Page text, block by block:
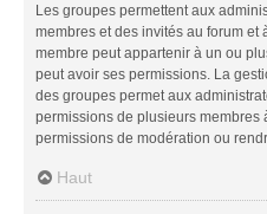
Les groupes permettent aux
membres et des invités au forum et
membre peut appartenir à un ou
peut avoir ses permissions. La
des groupes permet aux
permissions de plusieurs membres
permissions de modération ou
Haut